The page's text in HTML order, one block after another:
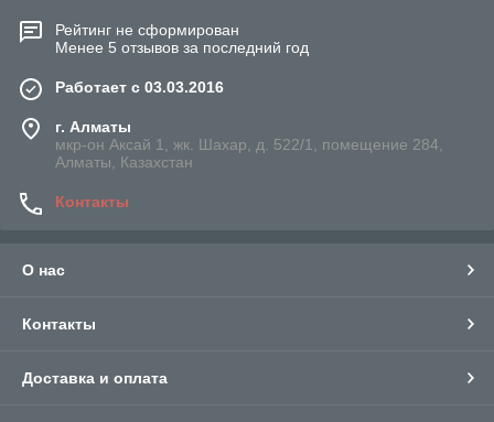
Рейтинг не сформирован
Менее 5 отзывов за последний год
Работает с 03.03.2016
г. Алматы
мкр-он Аксай 1, жк. Шахар, д. 522/1, помещение 284,
Алматы, Казахстан
Контакты
О нас
Контакты
Доставка и оплата